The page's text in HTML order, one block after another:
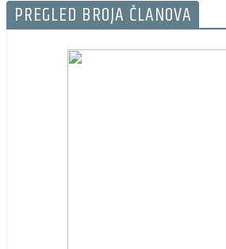
PREGLED BROJA ČLANOVA